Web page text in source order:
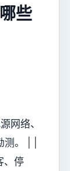
些
网络、
。 | |
、停